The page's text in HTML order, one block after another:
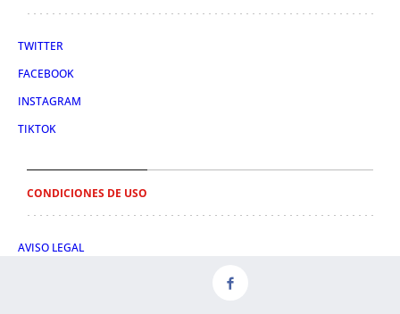
TWITTER
FACEBOOK
INSTAGRAM
TIKTOK
CONDICIONES DE USO
AVISO LEGAL